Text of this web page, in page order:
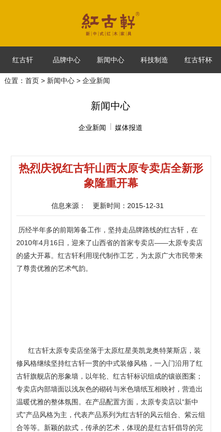
红古轩 品牌中心 新闻中心 科技制造 红古轩杯
位置： 首页> 新闻中心> 企业新闻
新闻中心
企业新闻 媒体报道
热烈庆祝红古轩山西太原专卖店全新形
象隆重开幕
信息来源： 更新时间：2015-12-31
历经半年多的前期筹备工作，坚持走品牌路线的红古轩，在
2010年4月16日，迎来了山西省的首家专卖店——太原专卖店
的盛大开幕。红古轩利用现代制作工艺，为太原广大市民带来
了尊贵优雅的艺术气韵。
红古轩太原专卖店坐落于太原红星美凯龙奥特莱斯店，装
修风格继续坚持红古轩一贯的中式装修风格，一入门沿用了红
古轩旗舰店的形象墙，以年轮、红古轩标识组成的镶嵌图案；
专卖店内部墙面以浅灰色的砌砖与米色墙纸互相映衬，营造出
温暖优雅的整体氛围。在产品配置方面，太原专卖店以“新中
式”产品风格为主，代表产品系列为红古轩的风云组合、紫云组
合等等。新颖的款式，传承的艺术，体现的是红古轩倡导的完